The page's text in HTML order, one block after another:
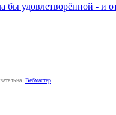
бы удовлетворённой - и
Вебмастер